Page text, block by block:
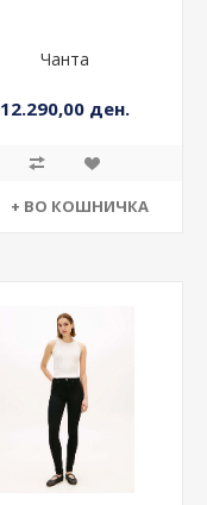
Чанта
12.290,00 ден.
+ ВО КОШНИЧКА